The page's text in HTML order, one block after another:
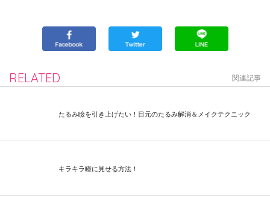
RELATED 関連記事
たるみ瞼を引き上げたい！目元のたるみ解消＆メイクテクニック
キラキラ瞳に見せる方法！